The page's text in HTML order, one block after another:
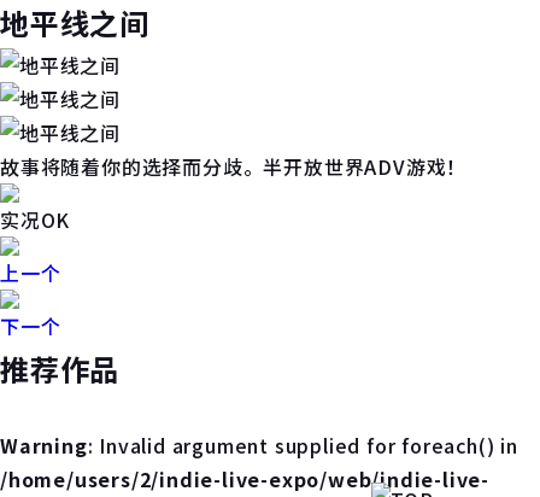
地平线之间
故事将随着你的选择而分歧。半开放世界ADV游戏！
实况OK
上一个
下一个
推荐作品
Warning: Invalid argument supplied for foreach() in
/home/users/2/indie-live-expo/web/indie-live-